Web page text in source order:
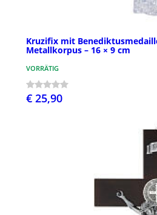
Kruzifix mit
Metallkorpus – 16 × 9 cm
VORRÄTIG
€ 25,90